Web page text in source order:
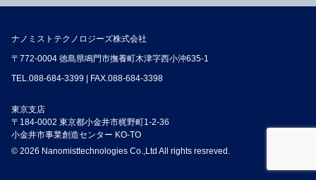
ナノミストテクノロジーズ株式会社
〒772-0004 徳島県鳴門市撫養町木津字西小沖635-1
TEL.088-684-3399 | FAX.088-684-3398
東京支店
〒184-0002 東京都小金井市梶野町1-2-36
小金井市事業創造センター KO-TO
© 2026 Nanomisttechnologies Co.,Ltd All rights resreved.